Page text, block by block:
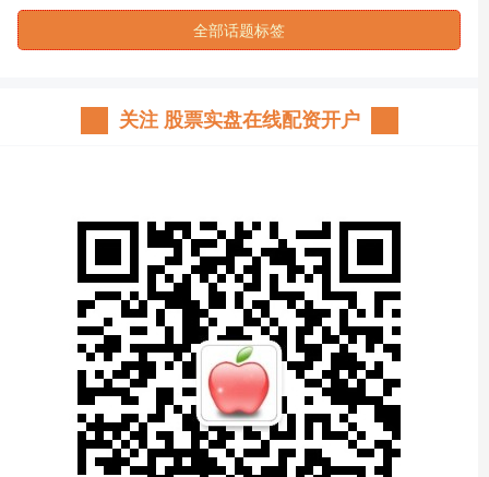
全部话题标签
关注 股票实盘在线配资开户